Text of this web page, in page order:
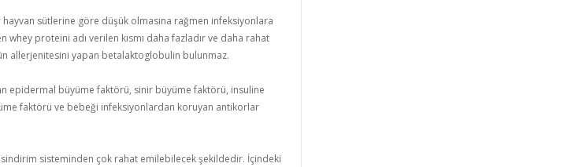
sütlerine göre düşük olmasına rağmen infeksiyonlara
whey proteini adı verilen kısmı daha fazladır ve daha rahat
allerjenitesini yapan betalaktoglobulin bulunmaz.
epidermal büyüme faktörü, sinir büyüme faktörü, insuline
faktörü ve bebeği infeksiyonlardan koruyan antikorlar
sisteminden çok rahat emilebilecek şekildedir. İçindeki